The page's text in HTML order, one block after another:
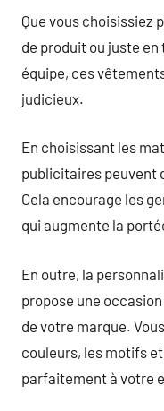
Que vous choisissiez
de produit ou juste
équipe, ces
judicieux.
En choisissant les
publicitaires peuvent
Cela encourage les
qui augmente la
En outre, la
propose une
de votre marque.
couleurs, les motifs
parfaitement à votre